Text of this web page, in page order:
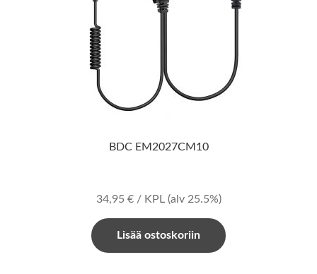
BDC EM2027CM10
34,95 €/ KPL (alv 25.5%)
Lisää ostoskoriin